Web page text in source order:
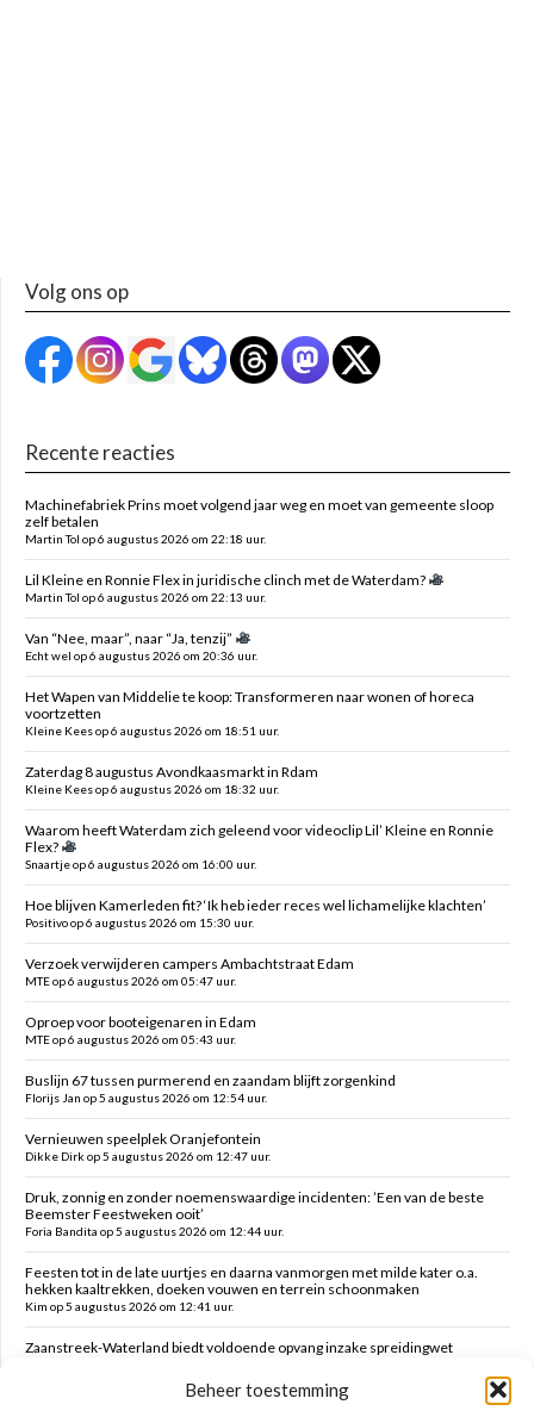
Beheer toestemming
Volg ons op
Recente reacties
Machinefabriek Prins moet volgend jaar weg en moet van gemeente sloop
zelf betalen
Martin Tol op 6 augustus 2026 om 22:18 uur.
Lil Kleine en Ronnie Flex in juridische clinch met de Waterdam?
Martin Tol op 6 augustus 2026 om 22:13 uur.
Van “Nee, maar”, naar “Ja, tenzij”
Echt wel op 6 augustus 2026 om 20:36 uur.
Het Wapen van Middelie te koop: Transformeren naar wonen of horeca
voortzetten
Kleine Kees op 6 augustus 2026 om 18:51 uur.
Zaterdag 8 augustus Avondkaasmarkt in Rdam
Kleine Kees op 6 augustus 2026 om 18:32 uur.
Waarom heeft Waterdam zich geleend voor videoclip Lil’ Kleine en Ronnie
Flex?
Snaartje op 6 augustus 2026 om 16:00 uur.
Hoe blijven Kamerleden fit? ‘Ik heb ieder reces wel lichamelijke klachten’
Positivo op 6 augustus 2026 om 15:30 uur.
Verzoek verwijderen campers Ambachtstraat Edam
MTE op 6 augustus 2026 om 05:47 uur.
Oproep voor booteigenaren in Edam
MTE op 6 augustus 2026 om 05:43 uur.
Buslijn 67 tussen purmerend en zaandam blijft zorgenkind
Florijs Jan op 5 augustus 2026 om 12:54 uur.
Vernieuwen speelplek Oranjefontein
Dikke Dirk op 5 augustus 2026 om 12:47 uur.
Druk, zonnig en zonder noemenswaardige incidenten: ’Een van de beste
Beemster Feestweken ooit’
Foria Bandita op 5 augustus 2026 om 12:44 uur.
Feesten tot in de late uurtjes en daarna vanmorgen met milde kater o.a.
hekken kaaltrekken, doeken vouwen en terrein schoonmaken
Kim op 5 augustus 2026 om 12:41 uur.
Zaanstreek-Waterland biedt voldoende opvang inzake spreidingwet